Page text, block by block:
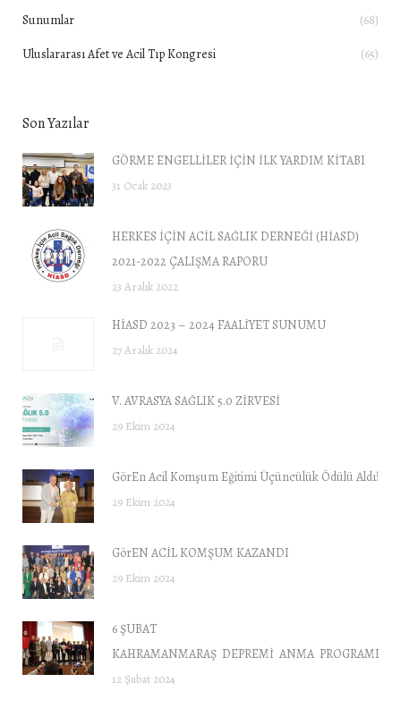
Sunumlar
(68)
Uluslararası Afet ve Acil Tıp Kongresi
(65)
Son Yazılar
GÖRME ENGELLİLER İÇİN İLK YARDIM KİTABI
31 Ocak 2023
HERKES İÇİN ACİL SAĞLIK DERNEĞİ (HİASD)
2021-2022 ÇALIŞMA RAPORU
23 Aralık 2022
HİASD 2023 – 2024 FAALİYET SUNUMU
27 Aralık 2024
V. AVRASYA SAĞLIK 5.0 ZİRVESİ
29 Ekim 2024
GörEn Acil Komşum Eğitimi Üçüncülük Ödülü Aldı!
29 Ekim 2024
GörEN ACİL KOMŞUM KAZANDI
29 Ekim 2024
6 ŞUBAT
KAHRAMANMARAŞ DEPREMİ ANMA PROGRAMI
12 Şubat 2024